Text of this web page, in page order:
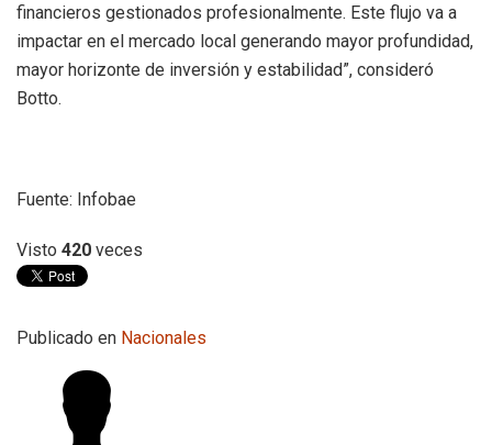
financieros gestionados profesionalmente. Este flujo va a
impactar en el mercado local generando mayor profundidad,
mayor horizonte de inversión y estabilidad”, consideró
Botto.
Fuente: Infobae
Visto 420 veces
Publicado en Nacionales